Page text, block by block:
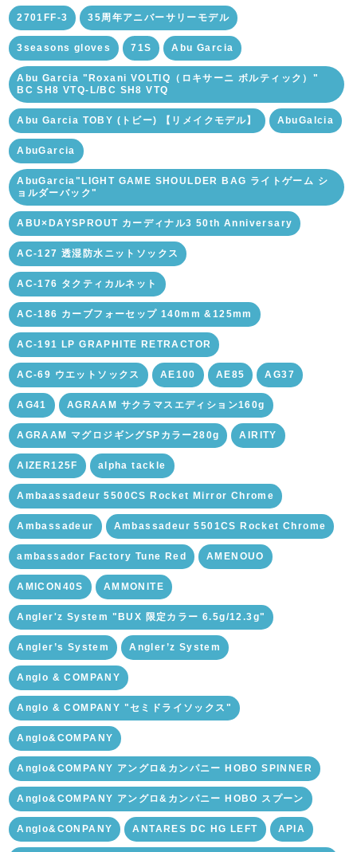
2701FF-3 35周年アニバーサリーモデル
3seasons gloves 71S Abu Garcia
Abu Garcia "Roxani VOLTIQ（ロキサーニ ボルティック）"
BC SH8 VTQ-L/BC SH8 VTQ
Abu Garcia TOBY (トビー) 【リメイクモデル】 AbuGalcia
AbuGarcia
AbuGarcia"LIGHT GAME SHOULDER BAG ライトゲーム シ
ョルダーバック"
ABU×DAYSPROUT カーディナル3 50th Anniversary
AC-127 透湿防水ニットソックス
AC-176 タクティカルネット
AC-186 カーブフォーセップ 140mm &125mm
AC-191 LP GRAPHITE RETRACTOR
AC-69 ウエットソックス AE100 AE85 AG37
AG41 AGRAAM サクラマスエディション160g
AGRAAM マグロジギングSPカラー280g AIRITY
AIZER125F alpha tackle
Ambaassadeur 5500CS Rocket Mirror Chrome
Ambassadeur Ambassadeur 5501CS Rocket Chrome
ambassador Factory Tune Red AMENOUO
AMICON40S AMMONITE
Angler'z System "BUX 限定カラー 6.5g/12.3g"
Angler’s System Angler’z System
Anglo & COMPANY
Anglo & COMPANY "セミドライソックス"
Anglo&COMPANY
Anglo&COMPANY アングロ&カンパニー HOBO SPINNER
Anglo&COMPANY アングロ&カンパニー HOBO スプーン
Anglo&CONPANY ANTARES DC HG LEFT APIA